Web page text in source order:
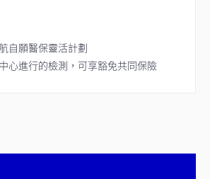
自願醫保靈活計劃
心進行的檢測，可享豁免共同保險